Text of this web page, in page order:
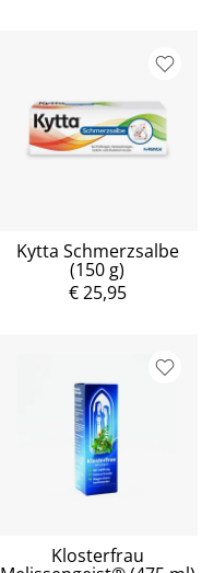
Kytta Schmerzsalbe
(150 g)
€ 25,95
Klosterfrau